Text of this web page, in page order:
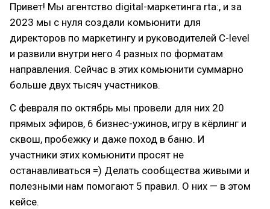
Привет! Мы агентство digital-маркетинга rta:, и за
2023 мы с нуля создали комьюнити для
директоров по маркетингу и руководителей C-level
и развили внутри него 4 разных по форматам
направления. Сейчас в этих комьюнити суммарно
больше двух тысяч участников.
С февраля по октябрь мы провели для них 20
прямых эфиров, 6 бизнес-ужинов, игру в кёрлинг и
сквош, пробежку и даже поход в баню. И
участники этих комьюнити просят не
останавливаться =) Делать сообщества живыми и
полезными нам помогают 5 правил. О них — в этом
кейсе.